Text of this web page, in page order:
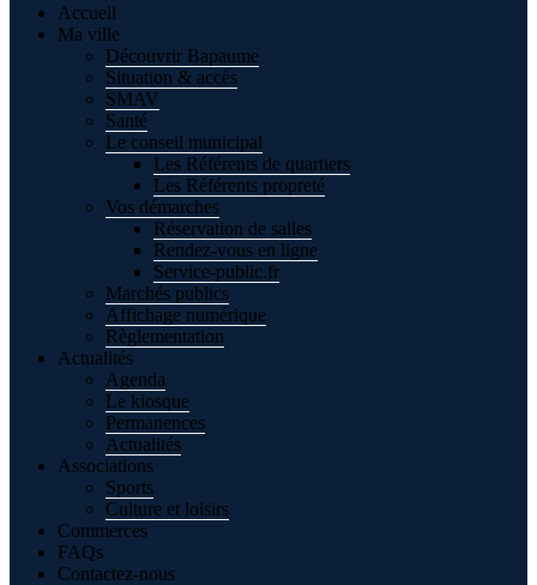
Accueil
Ma ville
Découvrir Bapaume
Situation & accès
SMAV
Santé
Le conseil municipal
Les Référents de quartiers
Les Référents propreté
Vos démarches
Réservation de salles
Rendez-vous en ligne
Service-public.fr
Marchés publics
Affichage numérique
Règlementation
Actualités
Agenda
Le kiosque
Permanences
Actualités
Associations
Sports
Culture et loisirs
Commerces
FAQs
Contactez-nous